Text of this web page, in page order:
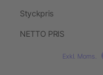
Styckpris
NETTO PRIS
Exkl. Moms.